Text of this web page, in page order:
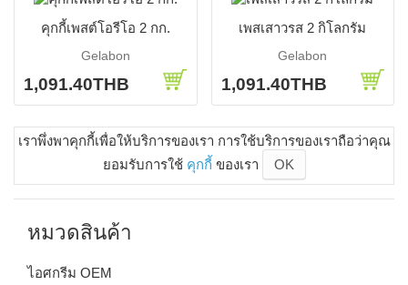
คุกกี้เพสต์โอรีโอ 2 กก.
Gelabon
1,091.40THB
เพสเสาวรส 2 กิโลกรัม
Gelabon
1,091.40THB
เราพึ่งพาคุกกี้เพื่อให้บริการของเรา การใช้บริการของเราถือว่าคุณ
ยอมรับการใช้ คุกกี้ ของเรา OK
หมวดสินค้า
ไอศกรีม OEM